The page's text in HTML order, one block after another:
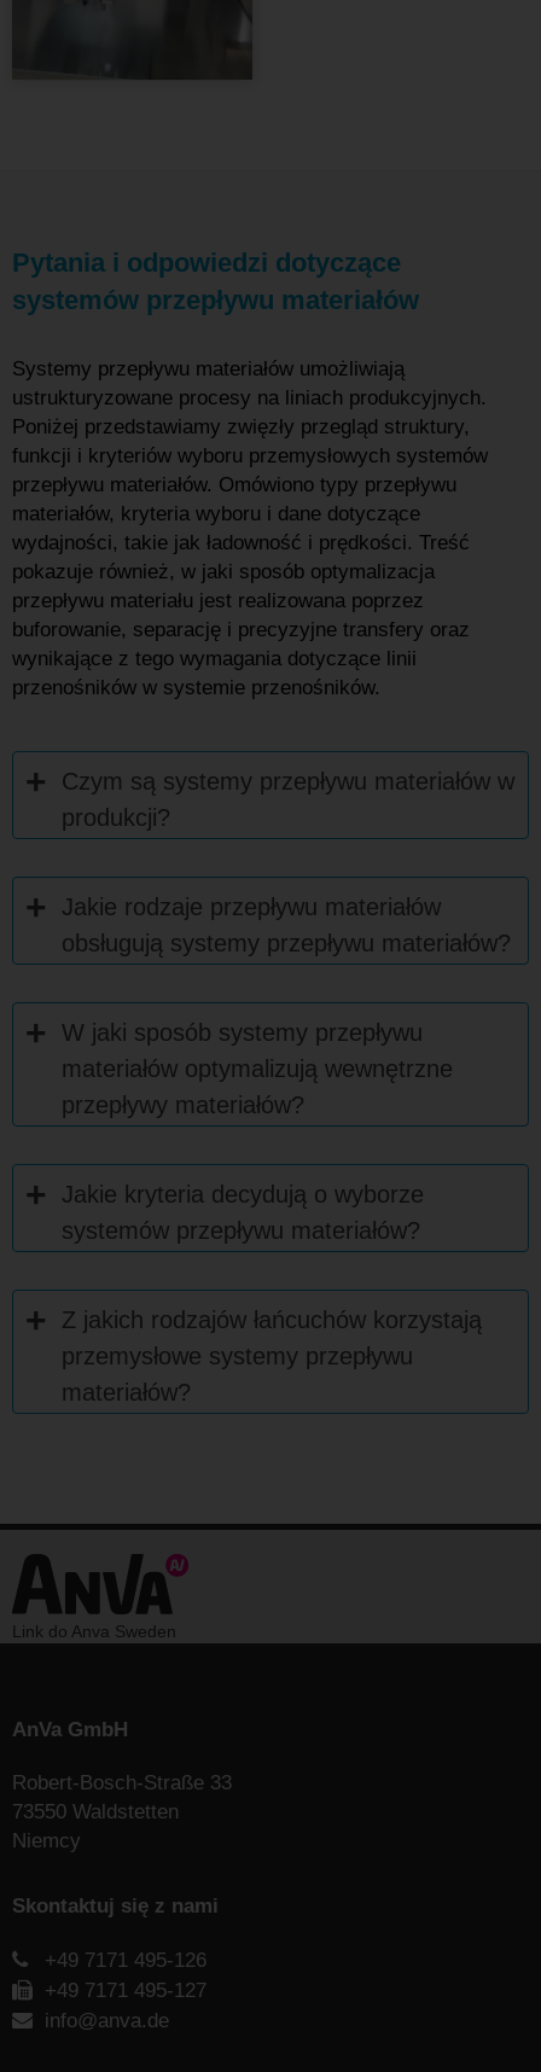
Pytania i odpowiedzi dotyczące
systemów przepływu materiałów
Systemy przepływu materiałów umożliwiają
ustrukturyzowane procesy na liniach produkcyjnych.
Poniżej przedstawiamy zwięzły przegląd struktury,
funkcji i kryteriów wyboru przemysłowych systemów
przepływu materiałów. Omówiono typy przepływu
materiałów, kryteria wyboru i dane dotyczące
wydajności, takie jak ładowność i prędkości. Treść
pokazuje również, w jaki sposób optymalizacja
przepływu materiału jest realizowana poprzez
buforowanie, separację i precyzyjne transfery oraz
wynikające z tego wymagania dotyczące linii
przenośników w systemie przenośników.
Czym są systemy przepływu materiałów w
produkcji?
Jakie rodzaje przepływu materiałów
obsługują systemy przepływu materiałów?
W jaki sposób systemy przepływu
materiałów optymalizują wewnętrzne
przepływy materiałów?
Jakie kryteria decydują o wyborze
systemów przepływu materiałów?
Z jakich rodzajów łańcuchów korzystają
przemysłowe systemy przepływu
materiałów?
Link do Anva Sweden
AnVa GmbH
Robert-Bosch-Straße 33
73550 Waldstetten
Niemcy
Skontaktuj się z nami
+49 7171 495-126
+49 7171 495-127
info@anva.de